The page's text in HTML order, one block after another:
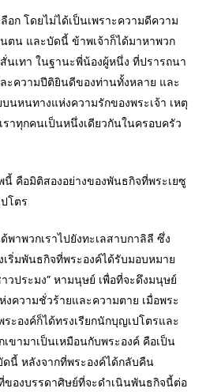
โดยไม่ได้เป็นเพราะความดีความ
ตน และบัดนี้ ข้าพเจ้าก็ได้มาหาพวก
นเทา ในฐานะพี่น้องผู้หนึ่ง ที่ปรารถนา
ะความปีติยินดีของท่านทั้งหลาย และ
นหนทางแห่งความรักของพระเจ้า เหตุ
ราทุกคนเป็นหนึ่งเดียวกันในครอบครัว
มิติสองอย่างของพันธกิจที่พระเยซู
โตร
วกเราไปยังทะเลสาบกาลิลี ซึ่ง
เริ่มพันธกิจที่พระองค์ได้รับมอบหมาย
วประมง” หามนุษย์ เพื่อที่จะดึงมนุษย์
ความชั่วร้ายและความตาย เมื่อพระ
ระองค์ก็ได้ทรงเรียกนักบุญเปโตรและ
ขามาเป็นเหมือนกับพระองค์ คือเป็น
นี้ หลังจากที่พระองค์ได้กลับคืน
องบรรดาศิษย์ที่จะดำเนินพันธกิจนี้ต่อ